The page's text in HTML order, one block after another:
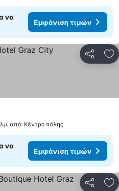
να
Εμφάνιση τιμών
από: Κέντρο πόλης
να
Εμφάνιση τιμών